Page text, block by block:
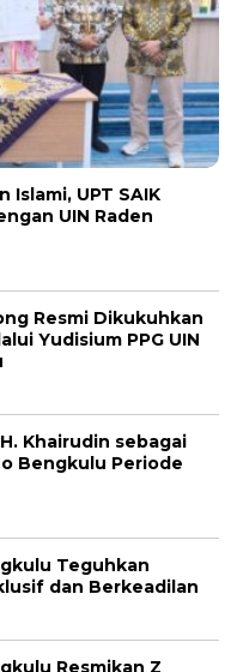
Islami, UPT SAIK
UIN Raden
Resmi Dikukuhkan
Yudisium PPG UIN
Khairudin sebagai
Bengkulu Periode
Teguhkan
dan Berkeadilan
Resmikan Z